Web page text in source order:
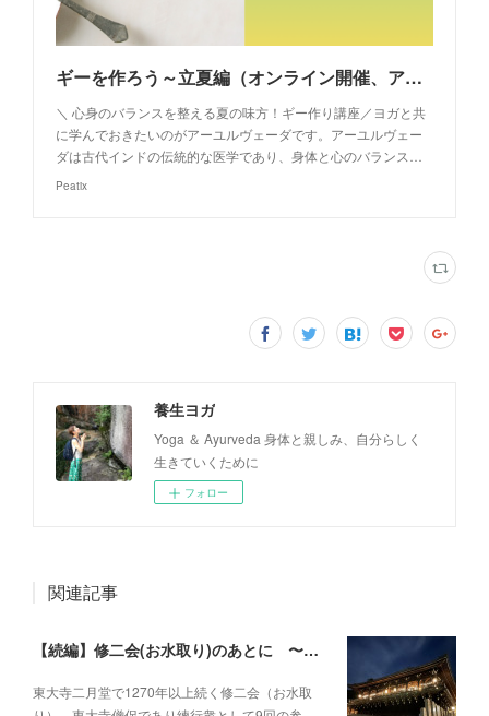
ギーを作ろう～立夏編（オンライン開催、アーカイブあり）
＼ 心身のバランスを整える夏の味方！ギー作り講座／ヨガと共
に学んでおきたいのがアーユルヴェーダです。アーユルヴェー
ダは古代インドの伝統的な医学であり、身体と心のバランス…
Peatix
養生ヨガ
Yoga ＆ Ayurveda 身体と親しみ、自分らしく
生きていくために
フォロー
関連記事
【続編】修二会(お水取り)のあとに 〜祈りに触れる夜〜 練行衆・清水公仁さんをお迎えして
東大寺二月堂で1270年以上続く修二会（お水取